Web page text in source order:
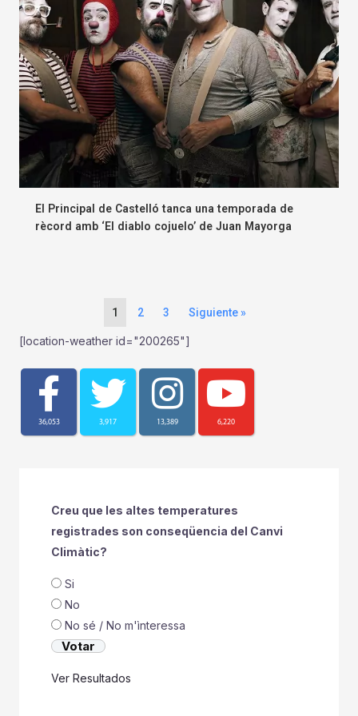
El Principal de Castelló tanca una temporada de
rècord amb ‘El diablo cojuelo’ de Juan Mayorga
1 2 3 Siguiente »
[location-weather id="200265"]
36,053 3,917 13,389 6,220
Creu que les altes temperatures
registrades son conseqüencia del Canvi
Climàtic?
Si
No
No sé / No m'ìnteressa
Ver Resultados